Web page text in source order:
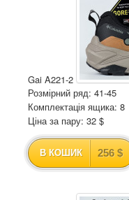
Gai A221-2
Розмірний ряд: 41-45
Комплектація ящика: 8
Ціна за пару: 32 $
В КОШИК 256 $